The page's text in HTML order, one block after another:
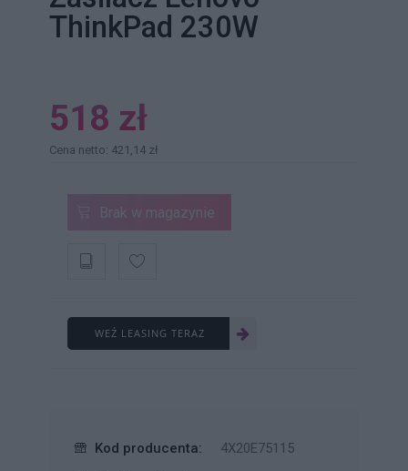
ThinkPad 230W
518 zł
Cena netto: 421,14 zł
Brak w magazynie
WEŹ LEASING TERAZ
Kod producenta:
4X20E75115